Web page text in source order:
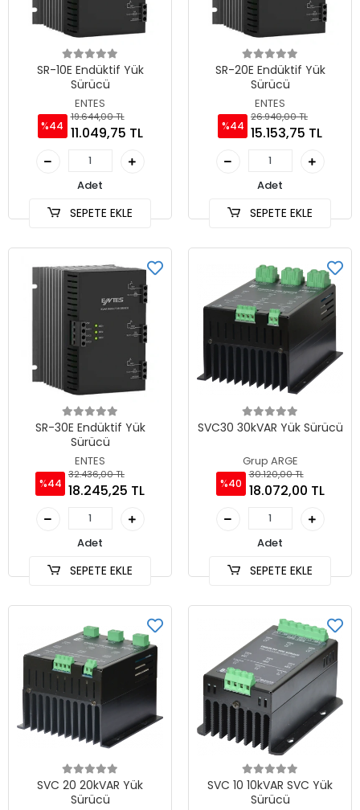
SR-10E Endüktif Yük
Sürücü
ENTES
%44
19.644,00 TL
11.049,75 TL
Adet
SEPETE EKLE
SR-20E Endüktif Yük
Sürücü
ENTES
%44
26.940,00 TL
15.153,75 TL
Adet
SEPETE EKLE
SR-30E Endüktif Yük
Sürücü
ENTES
%44
32.436,00 TL
18.245,25 TL
Adet
SEPETE EKLE
SVC30 30kVAR Yük Sürücü
Grup ARGE
%40
30.120,00 TL
18.072,00 TL
Adet
SEPETE EKLE
SVC 20 20kVAR Yük
Sürücü
SVC 10 10kVAR SVC Yük
Sürücü